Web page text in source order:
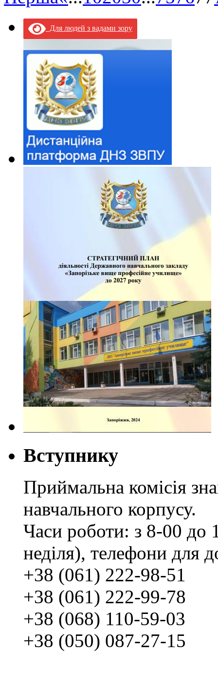
Для людей з вадами зору
Вступнику
Приймальна комісія
навчального корпусу.
Часи роботи: з 8-00 до
неділя), телефони для
+38 (061) 222-98-51
+38 (061) 222-99-78
+38 (068) 110-59-03
+38 (050) 087-27-15